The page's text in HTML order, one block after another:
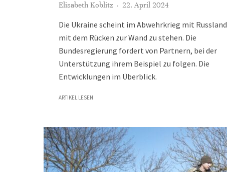
Elisabeth Koblitz · 22. April 2024
Die Ukraine scheint im Abwehrkrieg mit Russland
mit dem Rücken zur Wand zu stehen. Die
Bundesregierung fordert von Partnern, bei der
Unterstützung ihrem Beispiel zu folgen. Die
Entwicklungen im Überblick.
ARTIKEL LESEN